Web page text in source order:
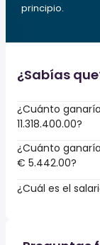
principio.
¿Sabías
¿Cuánto
11.318.400.00?
¿Cuánto
€ 5.442.00?
¿Cuál es el